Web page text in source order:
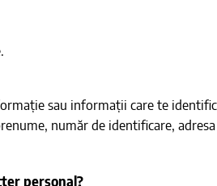
sau informații care te
număr de identificare,
personal?